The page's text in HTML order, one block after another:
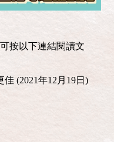
按以下連結閱讀文
(2021年12月19日)